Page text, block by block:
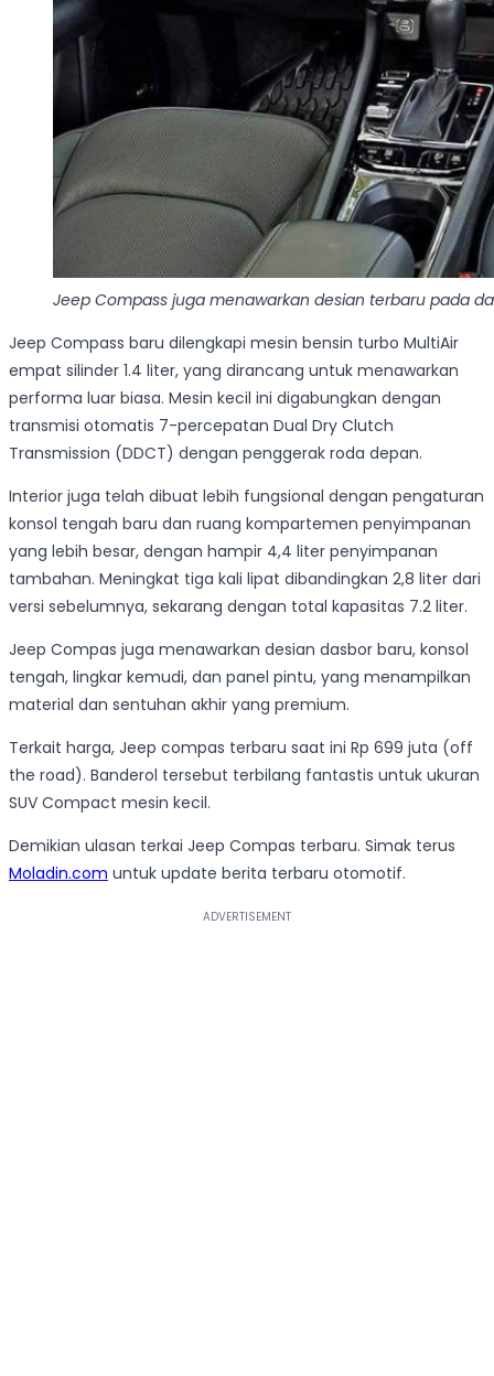
Jeep Compass juga menawarkan desian terbaru pada
Jeep Compass baru dilengkapi mesin bensin turbo MultiAir
empat silinder 1.4 liter, yang dirancang untuk menawarkan
performa luar biasa. Mesin kecil ini digabungkan dengan
transmisi otomatis 7-percepatan Dual Dry Clutch
Transmission (DDCT) dengan penggerak roda depan.
Interior juga telah dibuat lebih fungsional dengan pengaturan
konsol tengah baru dan ruang kompartemen penyimpanan
yang lebih besar, dengan hampir 4,4 liter penyimpanan
tambahan. Meningkat tiga kali lipat dibandingkan 2,8 liter dari
versi sebelumnya, sekarang dengan total kapasitas 7.2 liter.
Jeep Compas juga menawarkan desian dasbor baru, konsol
tengah, lingkar kemudi, dan panel pintu, yang menampilkan
material dan sentuhan akhir yang premium.
Terkait harga, Jeep compas terbaru saat ini Rp 699 juta (off
the road). Banderol tersebut terbilang fantastis untuk ukuran
SUV Compact mesin kecil.
Demikian ulasan terkai Jeep Compas terbaru. Simak terus
Moladin.com untuk update berita terbaru otomotif.